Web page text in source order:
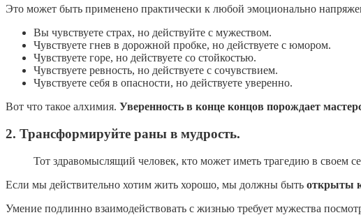
Это может быть применено практически к любой эмоционально
Вы чувствуете страх, но действуйте с мужеством.
Чувствуете гнев в дорожной пробке, но действуете с юмором.
Чувствуете горе, но действуете со стойкостью.
Чувствуете ревность, но действуете с сочувствием.
Чувствуете себя в опасности, но действуете уверенно.
Вот что такое алхимия. Уверенность в конце концов порождает
2. Трансформируйте раны в мудрость.
Тот здравомыслящий человек, кто может иметь трагедию в своем
Если мы действительно хотим жить хорошо, мы должны быть открыты к
Умение подлинно взаимодействовать с жизнью требует мужества